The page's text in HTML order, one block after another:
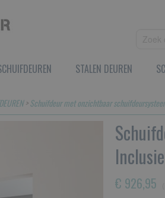
STALEN DEUREN
>Schuifdeur met onzichtbaar
€ 926,95